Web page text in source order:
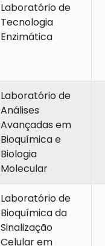
Laboratório de
Tecnologia
Enzimática
Laboratório de
Análises
Avançadas em
Bioquímica e
Biologia
Molecular
Laboratório de
Bioquímica da
Sinalização
Celular em